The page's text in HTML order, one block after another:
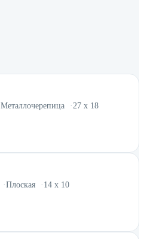
Металлочерепица 27 х 18
Плоская 14 х 10